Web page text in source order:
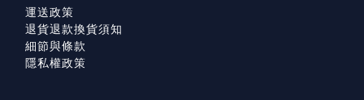
運送政策
退貨退款換貨須知
細節與條款
隱私權政策